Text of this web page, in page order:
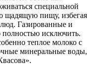
специальной
щадящую пищу, избегая
Газированные и
полностью исключить.
теплое молоко с
минеральные воды,